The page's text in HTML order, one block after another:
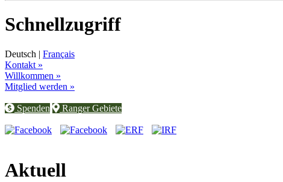
Schnellzugriff
Deutsch | Français
Kontakt »
Willkommen »
Mitglied werden »
Spenden Ranger Gebiete
Aktuell